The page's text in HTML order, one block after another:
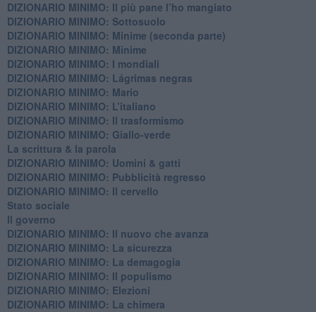
DIZIONARIO MINIMO: Il più pane l’ho mangiato
DIZIONARIO MINIMO: Sottosuolo
DIZIONARIO MINIMO: Minime (seconda parte)
DIZIONARIO MINIMO: Minime
DIZIONARIO MINIMO: ​I mondiali
DIZIONARIO MINIMO: ​Lágrimas negras
DIZIONARIO MINIMO: Mario
DIZIONARIO MINIMO: L’italiano
DIZIONARIO MINIMO: Il trasformismo
DIZIONARIO MINIMO: Giallo-verde
La scrittura & la parola
​DIZIONARIO MINIMO: Uomini & gatti
DIZIONARIO MINIMO: ​Pubblicità regresso
DIZIONARIO MINIMO: Il cervello
Stato sociale
Il governo
DIZIONARIO MINIMO: Il nuovo che avanza
DIZIONARIO MINIMO: La sicurezza
DIZIONARIO MINIMO: La demagogia
DIZIONARIO MINIMO: Il populismo
DIZIONARIO MINIMO: Elezioni
DIZIONARIO MINIMO: La chimera